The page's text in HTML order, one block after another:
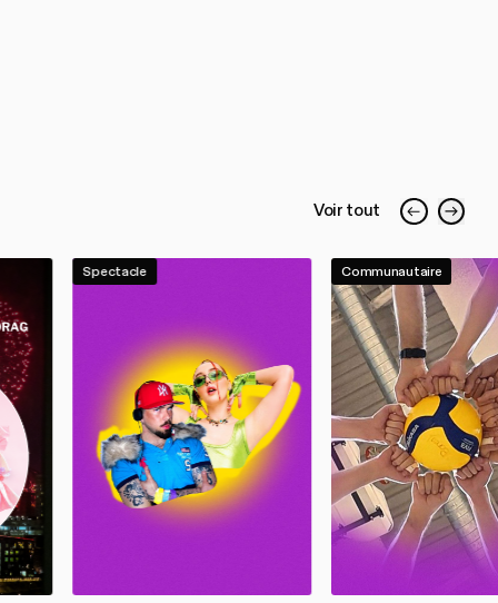
Voir tout
Spectacle Communautaire